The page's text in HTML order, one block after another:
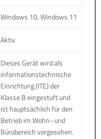
Windows 10, Windows 11
Aktiv
Dieses Gerät wird als
informationstechnische
Einrichtung (ITE) der
Klasse B eingestuft und
ist hauptsächlich für den
Betrieb im Wohn- und
Bürobereich vorgesehen.